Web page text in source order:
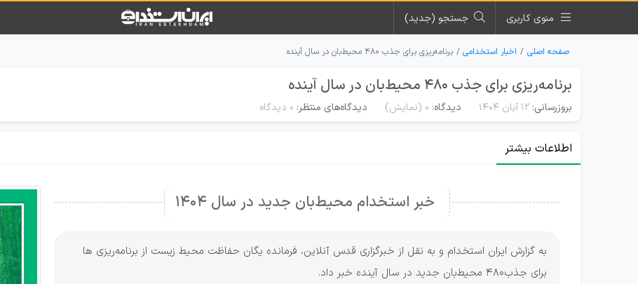
منوی کاربری جستجو (جدید)
صفحه اصلی اخبار استخدامی برنامه‌ریزی برای جذب ۴۸۰ محیط‌بان در سال آینده
برنامه‌ریزی برای جذب ۴۸۰ محیط‌بان در سال آینده
بروزرسانی: ۱۲ آبان ۱۴۰۴ دیدگاه: 0 (نمایش) دیدگاه‌های منتظر: ۰ دیدگاه
اطلاعات بیشتر
خبر استخدام محیط‌بان جدید در سال 1404
به گزارش ایران استخدام و به نقل از خبرگزاری قدس آنلاین، فرمانده یگان حفاظت محیط زیست از برنامه‌ریزی ها
برای جذب480 محیط‌بان جدید در سال آینده خبر داد.